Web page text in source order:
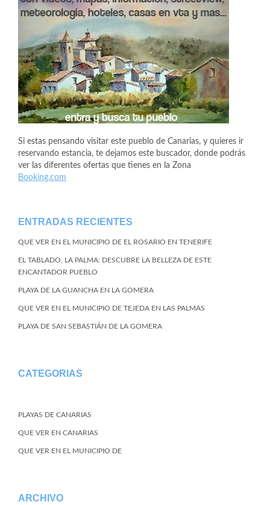
Si estas pensando visitar este pueblo de Canarias, y quieres ir
reservando estancia, te dejamos este buscador, donde podrás
ver las diferentes ofertas que tienes en la Zona
Booking.com
ENTRADAS RECIENTES
QUE VER EN EL MUNICIPIO DE EL ROSARIO EN TENERIFE
EL TABLADO, LA PALMA: DESCUBRE LA BELLEZA DE ESTE
ENCANTADOR PUEBLO
PLAYA DE LA GUANCHA EN LA GOMERA
QUE VER EN EL MUNICIPIO DE TEJEDA EN LAS PALMAS
PLAYA DE SAN SEBASTIÁN DE LA GOMERA
CATEGORIAS
PLAYAS DE CANARIAS
QUE VER EN CANARIAS
QUE VER EN EL MUNICIPIO DE
ARCHIVO